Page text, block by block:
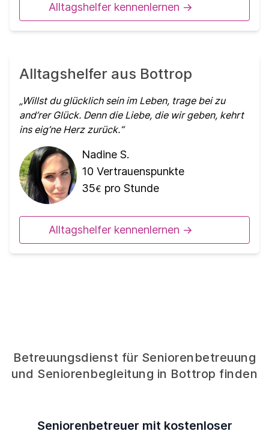
Alltagshelfer kennenlernen ->
Alltagshelfer aus Bottrop
Willst du glücklich sein im Leben, trage bei zu
and’rer Glück. Denn die Liebe, die wir geben, kehrt
ins eig’ne Herz zurück.
Nadine S.
10 Vertrauenspunkte
35€ pro Stunde
Alltagshelfer kennenlernen ->
Betreuungsdienst für Seniorenbetreuung
und Seniorenbegleitung in Bottrop finden
Seniorenbetreuer mit kostenloser